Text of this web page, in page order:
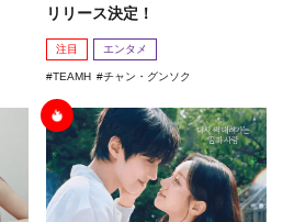
リリース決定！
注目 エンタメ
TEAMH チャン・グンソク